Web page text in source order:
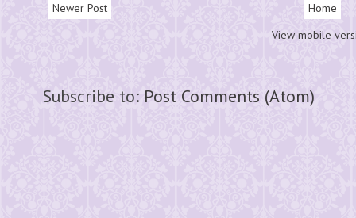
Newer Post
Home
View mobile
Subscribe to: Post Comments (Atom)